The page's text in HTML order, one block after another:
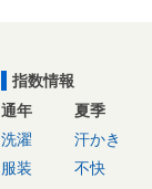
指数情報
通年
洗濯
服装
夏季
汗かき
不快